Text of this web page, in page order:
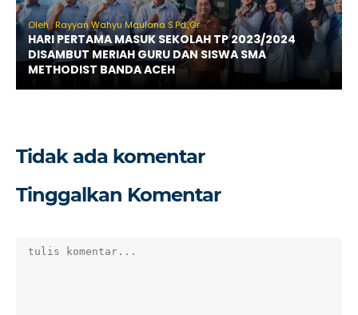
Oleh : Rayyan Wahyu Maulana S.Pd.,Gr
HARI PERTAMA MASUK SEKOLAH TP 2023/2024
DISAMBUT MERIAH GURU DAN SISWA SMA
METHODIST BANDA ACEH
Tidak ada komentar
Tinggalkan Komentar